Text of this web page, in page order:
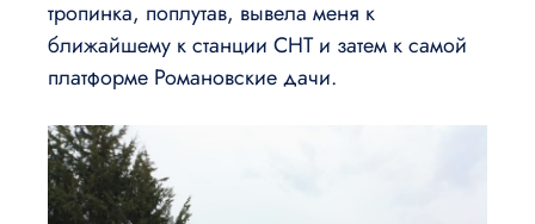
тропинка, поплутав, вывела меня к
ближайшему к станции СНТ и затем к самой
платформе Романовские дачи.